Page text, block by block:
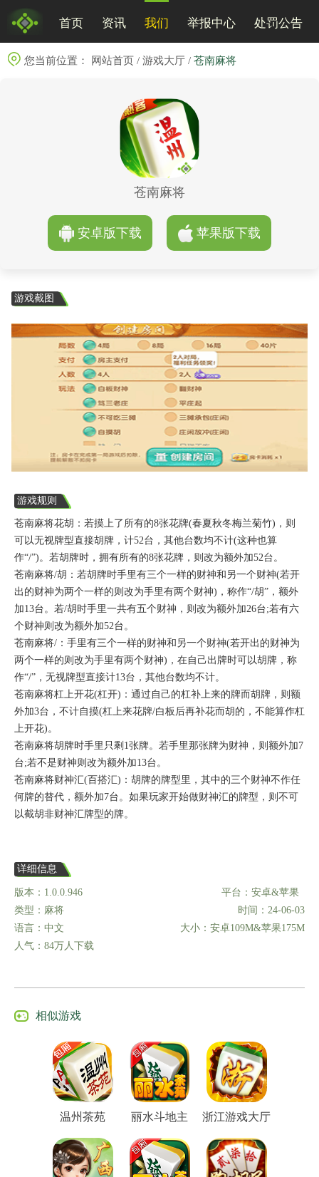
首页 资讯 我们 举报中心 处罚公告
您当前位置： 网站首页 / 游戏大厅 / 苍南麻将
苍南麻将
安卓版下载 苹果版下载
游戏截图
游戏规则
苍南麻将花胡：若摸上了所有的8张花牌(春夏秋冬梅兰菊竹)，则
可以无视牌型直接胡牌，计52台，其他台数均不计(这种也算
作“/”)。若胡牌时，拥有所有的8张花牌，则改为额外加52台。
苍南麻将/胡：若胡牌时手里有三个一样的财神和另一个财神(若开
出的财神为两个一样的则改为手里有两个财神)，称作“/胡”，额外
加13台。若/胡时手里一共有五个财神，则改为额外加26台;若有六
个财神则改为额外加52台。
苍南麻将/：手里有三个一样的财神和另一个财神(若开出的财神为
两个一样的则改为手里有两个财神)，在自己出牌时可以胡牌，称
作“/”，无视牌型直接计13台，其他台数均不计。
苍南麻将杠上开花(杠开)：通过自己的杠补上来的牌而胡牌，则额
外加3台，不计自摸(杠上来花牌/白板后再补花而胡的，不能算作杠
上开花)。
苍南麻将胡牌时手里只剩1张牌。若手里那张牌为财神，则额外加7
台;若不是财神则改为额外加13台。
苍南麻将财神汇(百搭汇)：胡牌的牌型里，其中的三个财神不作任
何牌的替代，额外加7台。如果玩家开始做财神汇的牌型，则不可
以截胡非财神汇牌型的牌。
详细信息
版本：1.0.0.946
平台：安卓&苹果
类型：麻将
时间：24-06-03
语言：中文
大小：安卓109M&苹果175M
人气：84万人下载
相似游戏
温州茶苑 丽水斗地主 浙江游戏大厅